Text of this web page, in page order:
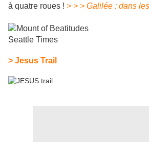
à quatre roues ! > > > Galilée : dans
> Jesus Trail